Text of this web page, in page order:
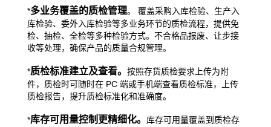
*多业务覆盖的质检管理。 覆盖采购入库检验、生产入
库检验、委外入库检验等多业务环节的质检流程，提供免
检、抽检、全检等多种检验方式。不合格品报废、让步接
收等处理，确保产品的质量合规管理。
*质检标准建立及查看。 按照存货质检要求上传为附
件，质检时可随时在 PC 端或手机端查看质检标准，上传
质检报告，提升质检标准化和准确度。
*库存可用量控制更精细化。 库存可用量覆盖到质检存